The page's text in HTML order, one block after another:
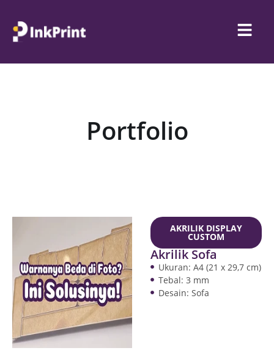
Portfolio
AKRILIK DISPLAY
CUSTOM
Akrilik Sofa
Ukuran: A4 (21 x 29,7 cm)
Tebal: 3 mm
Desain: Sofa